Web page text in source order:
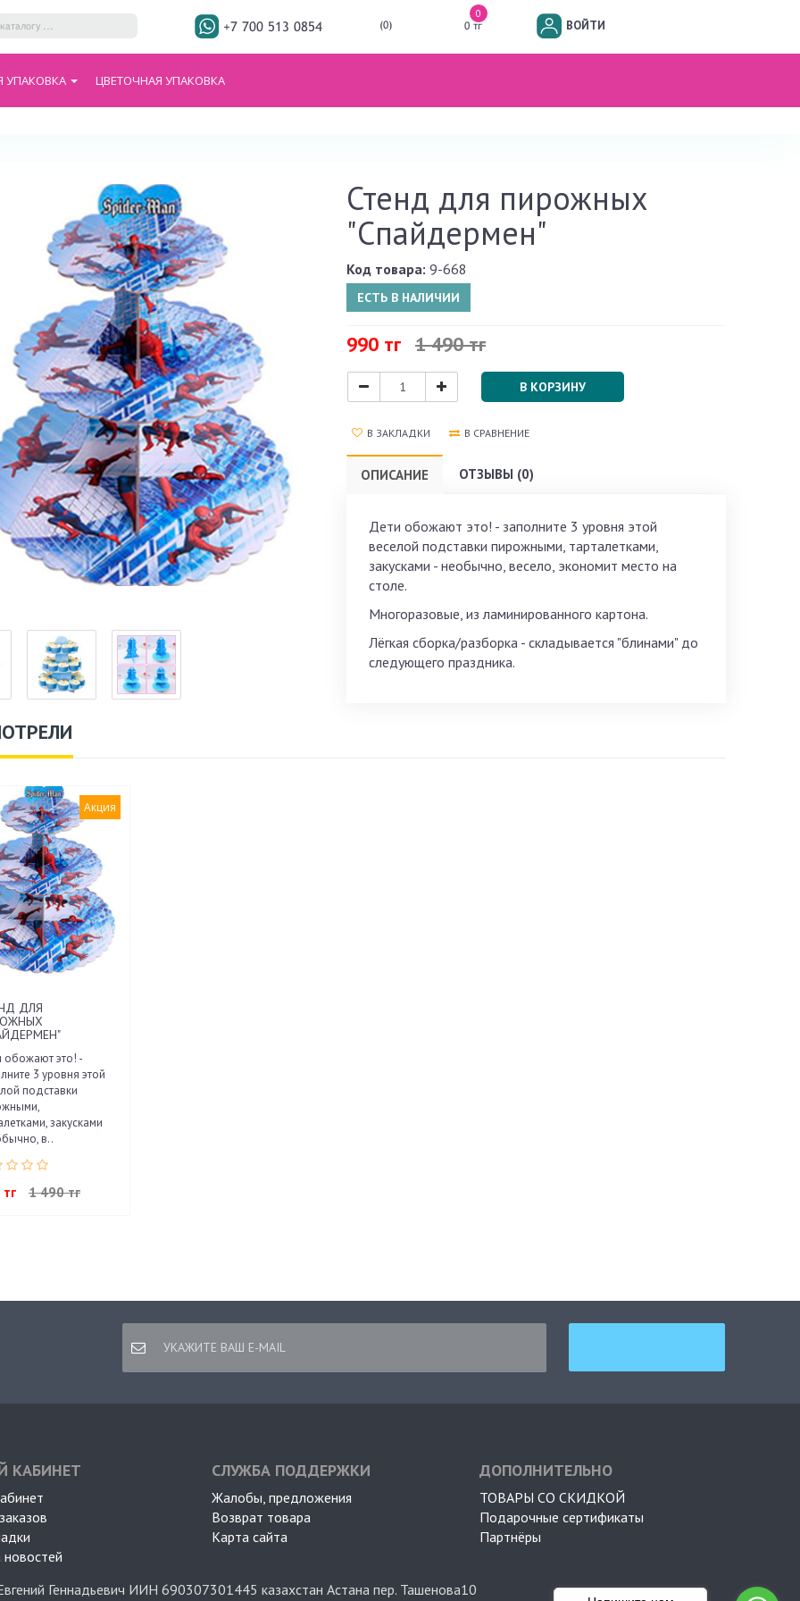
+7 700 513 0854 (0)
0
0 тг
ВОЙТИ
УПАКОВКА ЦВЕТОЧНАЯ УПАКОВКА
Стенд для пирожных
"Спайдермен"
Код товара: 9-668
ЕСТЬ В НАЛИЧИИ
990 тг 1 490 тг
В КОРЗИНУ
В ЗАКЛАДКИ В СРАВНЕНИЕ
ОПИСАНИЕ ОТЗЫВЫ (0)
Дети обожают это! - заполните 3 уровня этой
веселой подставки пирожными, тарталетками,
закусками - необычно, весело, экономит место на
столе.
Многоразовые, из ламинированного картона.
Лёгкая сборка/разборка - складывается "блинами" до
следующего праздника.
Акция
ДЛЯ
обожают это! -
3 уровня этой
подставки
закусками
в..
1 490 тг
КАБИНЕТ
новостей
СЛУЖБА ПОДДЕРЖКИ
Жалобы, предложения
Возврат товара
Карта сайта
ДОПОЛНИТЕЛЬНО
ТОВАРЫ СО СКИДКОЙ
Подарочные сертификаты
Партнёры
Геннадьевич ИИН 690307301445 казахстан Астана пер. Ташенова10